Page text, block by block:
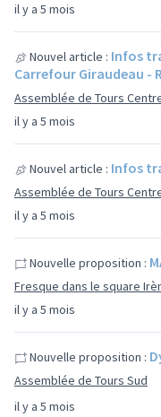
il y a 5 mois
il y a 5 mois
Nouvel article : Infos
Carrefour Giraudeau -
Assemblée de Tours
il y a 5 mois
Nouvel article : Infos
Assemblée de Tours
il y a 5 mois
Nouvelle proposition :
Fresque dans le square
il y a 5 mois
Nouvelle proposition :
Assemblée de Tours Sud